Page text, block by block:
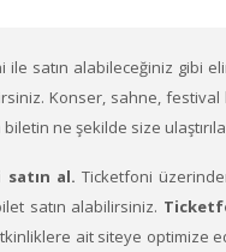
ile satın alabileceğiniz gibi
Konser, sahne,
ne şekilde size
al. Ticketfoni
satın alabilirsiniz.
ait siteye optimize